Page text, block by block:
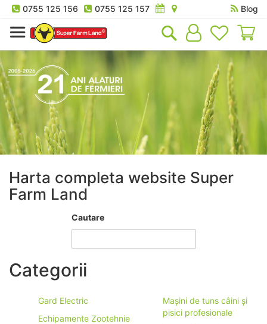
0755 125 156 0755 125 157
Blog
Harta completa website Super
Farm Land
Cautare
Categorii
Gard Electric
Echipamente Zootehnie
Mașini de tuns câini și
pisici profesionale